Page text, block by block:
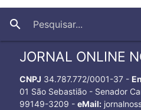
search
JORNAL ONLINE
CNPJ 34.787.772/0001-37 -
01 São Sebastião - Senador
99149-3209 - eMail: